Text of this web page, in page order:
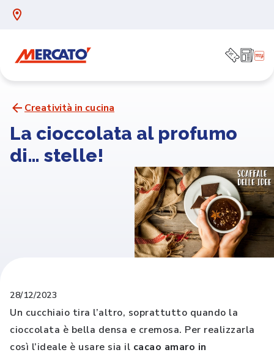
Creatività in cucina
La cioccolata al profumo
di… stelle!
28/12/2023
Un cucchiaio tira l’altro, soprattutto quando la
cioccolata è bella densa e cremosa. Per realizzarla
così l’ideale è usare sia il cacao amaro in